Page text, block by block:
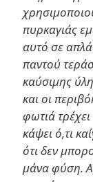
πυρκαγιάς
αυτό σε
παντού
καύσιμης
και οι
φωτιά
κάψει ό,τι
ότι δεν
μάνα φύση.